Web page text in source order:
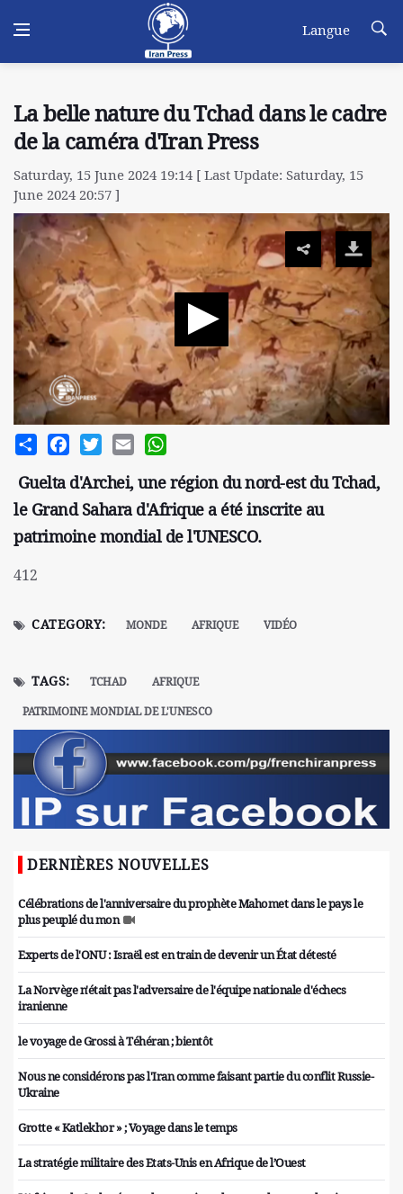
Langue
La belle nature du Tchad dans le cadre
de la caméra d'Iran Press
Saturday, 15 June 2024 19:14 [ Last Update: Saturday, 15
June 2024 20:57 ]
Share FacebookTwitterEmail
Guelta d'Archei, une région du nord-est du Tchad,
le Grand Sahara d'Afrique a été inscrite au
patrimoine mondial de l'UNESCO.
412
CATEGORY: MONDE AFRIQUE VIDÉO
TAGS: TCHAD
AFRIQUE
PATRIMOINE MONDIAL DE L'UNESCO
DERNIÈRES NOUVELLES
Célébrations de l'anniversaire du prophète Mahomet dans le pays le
plus peuplé du mon
Experts de l'ONU : Israël est en train de devenir un État détesté
La Norvège n'était pas l'adversaire de l'équipe nationale d'échecs
iranienne
le voyage de Grossi à Téhéran ; bientôt
Nous ne considérons pas l'Iran comme faisant partie du conflit Russie-
Ukraine
Grotte « Katlekhor » ; Voyage dans le temps
La stratégie militaire des Etats-Unis en Afrique de l’Ouest